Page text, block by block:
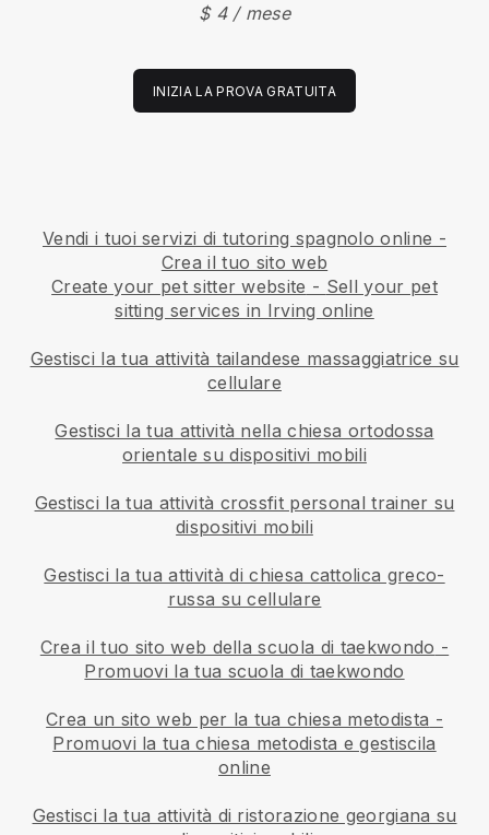
$ 4 / mese
INIZIA LA PROVA GRATUITA
Vendi i tuoi servizi di tutoring spagnolo online -
Crea il tuo sito web
Create your pet sitter website - Sell your pet
sitting services in Irving online
Gestisci la tua attività tailandese massaggiatrice su
cellulare
Gestisci la tua attività nella chiesa ortodossa
orientale su dispositivi mobili
Gestisci la tua attività crossfit personal trainer su
dispositivi mobili
Gestisci la tua attività di chiesa cattolica greco-
russa su cellulare
Crea il tuo sito web della scuola di taekwondo -
Promuovi la tua scuola di taekwondo
Crea un sito web per la tua chiesa metodista -
Promuovi la tua chiesa metodista e gestiscila
online
Gestisci la tua attività di ristorazione georgiana su